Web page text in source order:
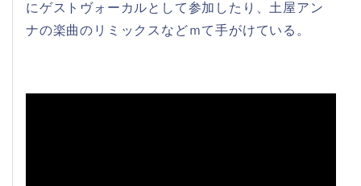
にゲストヴォーカルとして参加したり、土屋アン
ナの楽曲のリミックスなどｍて手がけている。